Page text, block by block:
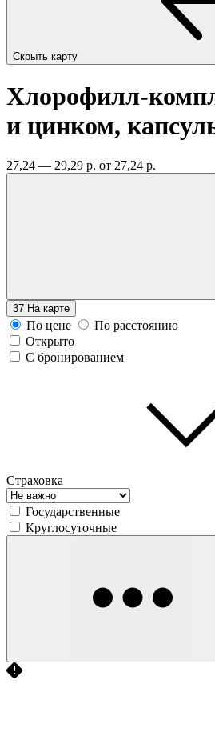
Скрыть карту
Хлорофилл-
и цинком,
27,24 — 29,29 р. от 27,24 р.
37 На карте
По цене
По расстоянию
Открыто
С бронированием
Страховка
Государственные
Круглосуточные